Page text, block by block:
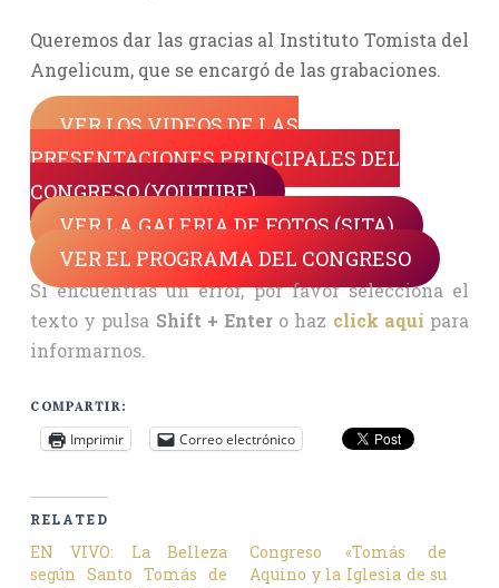
Queremos dar las gracias al Instituto Tomista del
Angelicum, que se encargó de las grabaciones.
VER LOS VIDEOS DE LAS
PRESENTACIONES PRINCIPALES DEL
CONGRESO (YOUTUBE)
VER LA GALERIA DE FOTOS (SITA)
VER EL PROGRAMA DEL CONGRESO
Si encuentras un error, por favor selecciona el
texto y pulsa Shift + Enter o haz click aquí para
informarnos.
COMPARTIR:
Imprimir Correo electrónico
RELATED
EN VIVO: La Belleza
según Santo Tomás de
Congreso «Tomás de
Aquino y la Iglesia de su